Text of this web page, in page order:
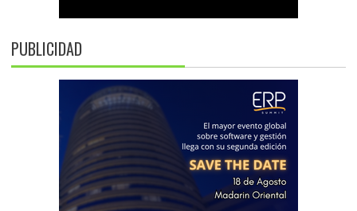
PUBLICIDAD